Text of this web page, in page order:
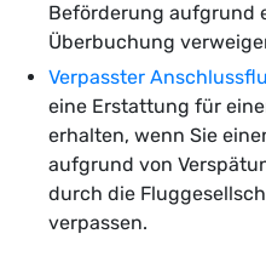
Beförderung aufgrund
Überbuchung
Verpasster
eine Erstattung für
erhalten, wenn Sie
aufgrund von
durch die
verpassen.